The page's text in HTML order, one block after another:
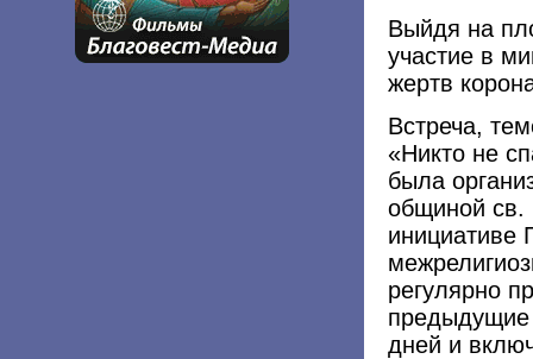
Выйдя на
участие в
жертв
Встреча,
«Никто не
была
общиной св.
инициативе
регулярно
предыдущие
дней и